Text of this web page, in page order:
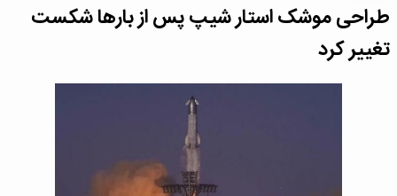
طراحی موشک استار شیپ پس از بارها شکست
تغییر کرد